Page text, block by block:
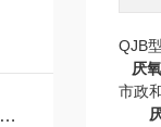
QJB
厌
市政